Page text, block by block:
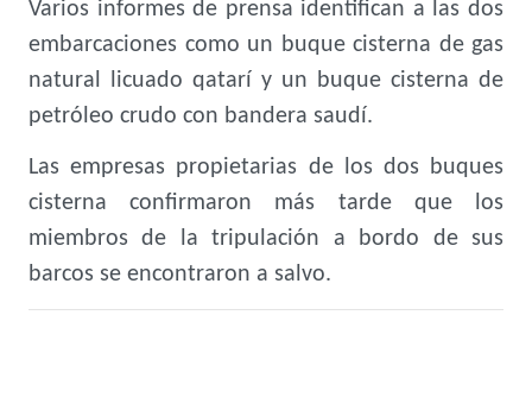
Varios informes de prensa identifican a las dos
embarcaciones como un buque cisterna de gas
natural licuado qatarí y un buque cisterna de
petróleo crudo con bandera saudí.
Las empresas propietarias de los dos buques
cisterna confirmaron más tarde que los
miembros de la tripulación a bordo de sus
barcos se encontraron a salvo.